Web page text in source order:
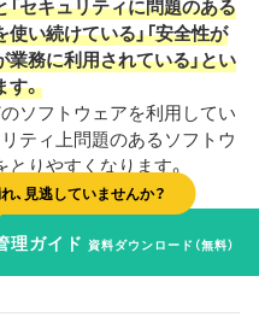
セキュリティに問題のある
い続けている」「安全性が
務に利用されている」とい
す。
ソフトウェアを利用してい
ティ上問題のあるソフトウ
りやすくなります。
、見逃していませんか？
理ガイド 資料ダウンロード（無料）